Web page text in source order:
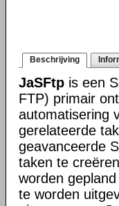
Beschrijving
JaSFtp is een
FTP) primair
automatisering
gerelateerde
geavanceerde
taken te
worden
te worden